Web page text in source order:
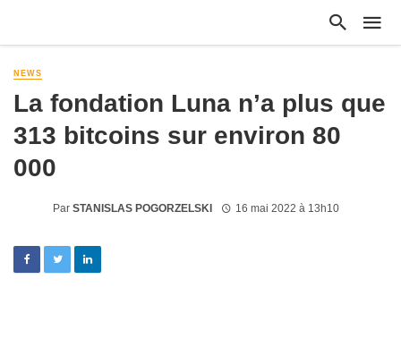
NEWS
La fondation Luna n’a plus que
313 bitcoins sur environ 80
000
Par STANISLAS POGORZELSKI 16 mai 2022 à 13h10